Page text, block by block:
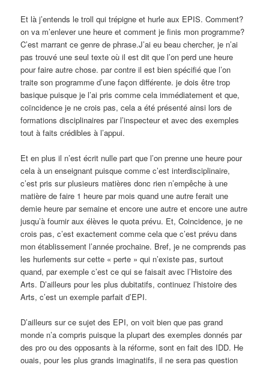
Et là j’entends le troll qui trépigne et hurle aux EPIS. Comment?
on va m’enlever une heure et comment je finis mon programme?
C’est marrant ce genre de phrase.J’ai eu beau chercher, je n’ai
pas trouvé une seul texte où il est dit que l’on perd une heure
pour faire autre chose. par contre il est bien spécifié que l’on
traite son programme d’une façon différente. je dois être trop
basique puisque je l’ai pris comme cela immédiatement et que,
coïncidence je ne crois pas, cela a été présenté ainsi lors de
formations disciplinaires par l’inspecteur et avec des exemples
tout à faits crédibles à l’appui.
Et en plus il n’est écrit nulle part que l’on prenne une heure pour
cela à un enseignant puisque comme c’est interdisciplinaire,
c’est pris sur plusieurs matières donc rien n’empêche à une
matière de faire 1 heure par mois quand une autre ferait une
demie heure par semaine et encore une autre et encore une autre
jusqu’à fournir aux élèves le quota prévu. Et, Coincidence, je ne
crois pas, c’est exactement comme cela que c’est prévu dans
mon établissement l’année prochaine. Bref, je ne comprends pas
les hurlements sur cette « perte » qui n’existe pas, surtout
quand, par exemple c’est ce qui se faisait avec l’Histoire des
Arts. D’ailleurs pour les plus dubitatifs, continuez l’histoire des
Arts, c’est un exemple parfait d’EPI.
D’ailleurs sur ce sujet des EPI, on voit bien que pas grand
monde n’a compris puisque la plupart des exemples donnés par
des pro ou des opposants à la réforme, sont en fait des IDD. He
ouais, pour les plus grands imaginatifs, il ne sera pas question